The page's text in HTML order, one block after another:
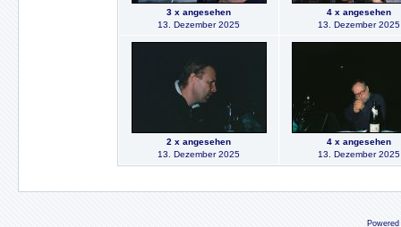
3 x angesehen
13. Dezember 2025
4 x angesehen
13. Dezember 2025
2 x angesehen
13. Dezember 2025
4 x angesehen
13. Dezember 2025